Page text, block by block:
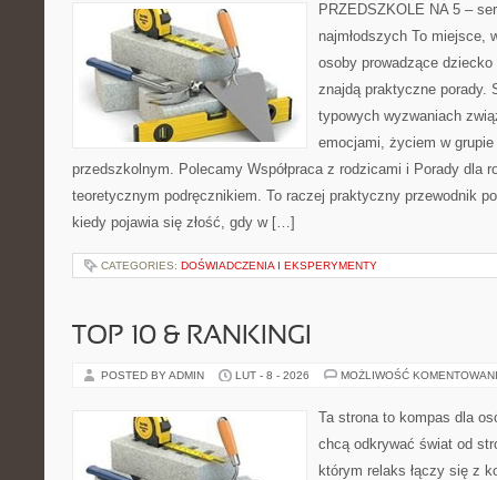
PRZEDSZKOLE NA 5 –
najmłodszych To miejsce,
osoby prowadzące
znajdą praktyczne porady.
typowych wyzwaniach
emocjami, życiem w
przedszkolnym. Polecamy Współpraca z rodzicami i Porady dla
teoretycznym podręcznikiem. To raczej praktyczny przewodnik
kiedy pojawia się złość, gdy w […]
CATEGORIES: DOŚWIADCZENIA I EKSPERYMENTY
TOP 10 & RANKINGI
POSTED BY ADMIN LUT - 8 - 2026 MOŻLIWOŚĆ
Ta strona to kompas dla
chcą odkrywać świat od
którym relaks łączy się z